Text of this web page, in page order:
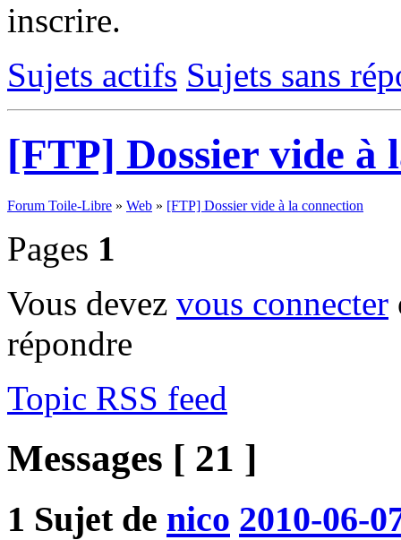
inscrire.
Sujets actifs Sujets sans
[FTP] Dossier vide à
Forum Toile-Libre » Web » [FTP] Dossier vide à la connection
Pages 1
Vous devez vous connecter
répondre
Topic RSS feed
Messages [ 21 ]
1 Sujet de nico 2010-06-